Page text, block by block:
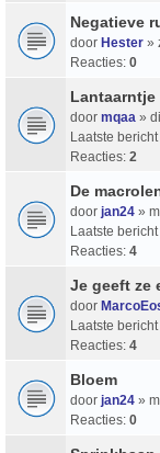
Negatieve
door Hester »
Reacties: 0
door mqaa »
Laatste
Reacties: 2
De
door jan24 »
Laatste
Reacties: 4
Je geeft ze
door
Laatste
Reacties: 4
Bloem
door jan24 »
Reacties: 0